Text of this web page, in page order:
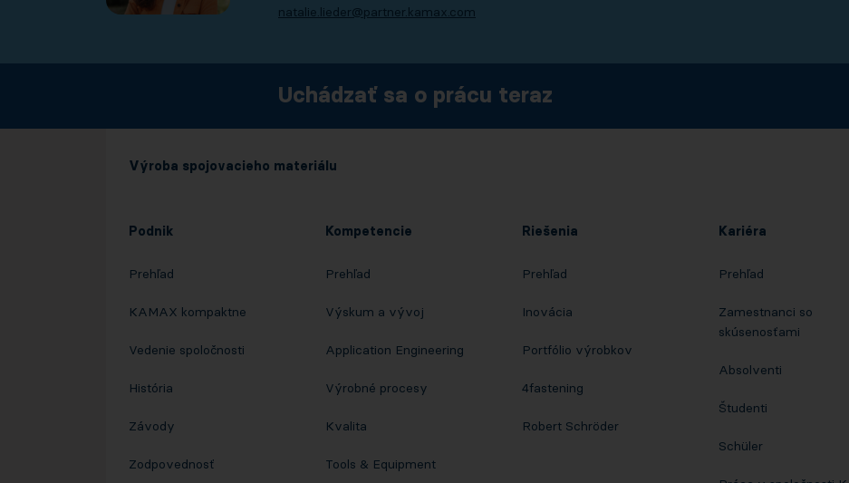
natalie.lieder@partner.kamax.com
Uchádzať sa o prácu teraz
Výroba spojovacieho materiálu
Podnik
Prehľad
KAMAX kompaktne
Vedenie spoločnosti
História
Závody
Zodpovednosť
Kompetencie
Prehľad
Výskum a vývoj
Application Engineering
Výrobné procesy
Kvalita
Tools & Equipment
Riešenia
Prehľad
Inovácia
Portfólio výrobkov
4fastening
Robert Schröder
Kariéra
Prehľad
Zamestnanci so
skúsenosťami
Absolventi
Študenti
Schüler